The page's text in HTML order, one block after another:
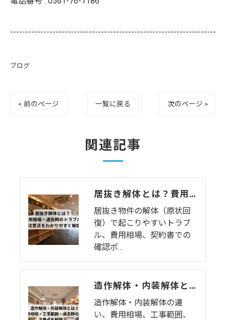
--------------------------------------------------------------------
ブログ
< 前のページ 一覧に戻る 次のページ >
関連記事
居抜き解体とは？費用相場・退去時のトラブル・注意点をわかりやすく解説
居抜き物件の解体（原状回
復）で起こりやすいトラブ
ル、費用相場、契約書での
確認ポ…
造作解体・内装解体とは？費用相場・工事範囲・退去時の注意点を解説
造作解体・内装解体の違
い、費用相場、工事範囲、